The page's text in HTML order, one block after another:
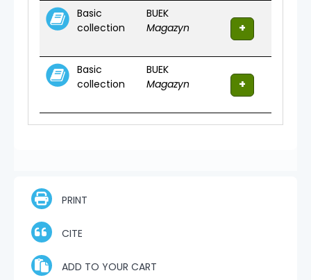
Basic
collection
BUEK
Magazyn
Basic
collection
BUEK
Magazyn
PRINT
CITE
ADD TO YOUR CART